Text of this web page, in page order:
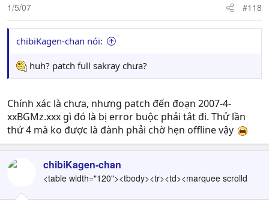
1/5/07 #118
chibiKagen-chan nói:
huh? patch full sakray chưa?
Chính xác là chưa, nhưng patch đến đoạn 2007-4-
xxBGMz.xxx gì đó là bị error buộc phải tắt đi. Thử lần
thứ 4 mà ko được là đành phải chờ hẹn offline vậy
chibiKagen-chan
<table width="120"><tbody><tr><td><marquee scrolld